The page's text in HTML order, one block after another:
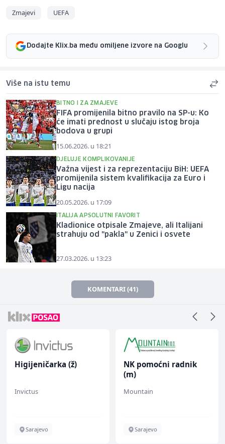
Zmajevi UEFA
Dodajte Klix.ba među omiljene izvore na Googlu
Više na istu temu
BITNO I ZA ZMAJEVE
FIFA promijenila bitno pravilo na SP-u: Ko
će imati prednost u slučaju istog broja
bodova u grupi
15.06.2026. u 18:21
DJELUJE KOMPLIKOVANIJE
Važna vijest i za reprezentaciju BiH: UEFA
promijenila sistem kvalifikacija za Euro i
Ligu nacija
20.05.2026. u 17:09
ITALIJA APSOLUTNI FAVORIT
Kladionice otpisale Zmajeve, ali Italijani
strahuju od "pakla" u Zenici i osvete
27.03.2026. u 13:23
KOMENTARI (41)
Higijeničarka (ž)
Invictus
Sarajevo
NK pomoćni radnik
(m)
Mountain
Sarajevo